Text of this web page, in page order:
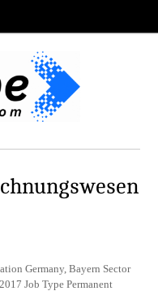
Germany, Bayern Sector
Job Type Permanent